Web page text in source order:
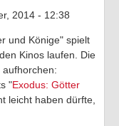
2014 - 12:38
und Könige" spielt
Kinos laufen. Die
"Exodus: Götter
leicht haben dürfte,